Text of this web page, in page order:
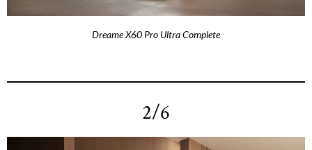
Dreame X60 Pro Ultra Complete
2/6